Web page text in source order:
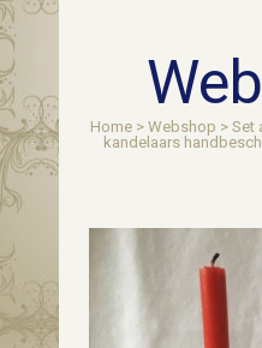
Home> Webshop > Set
kandelaars